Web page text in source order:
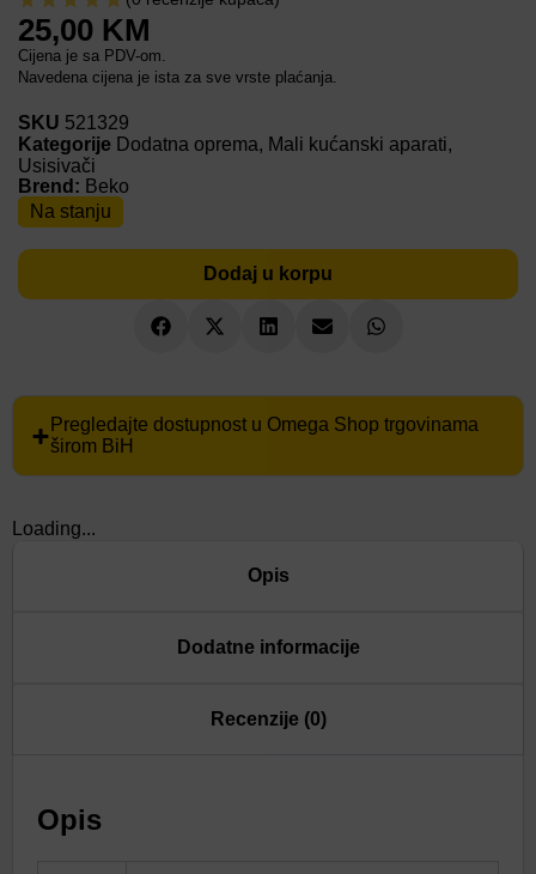
25,00 KM
Cijena je sa PDV-om.
Navedena cijena je ista za sve vrste plaćanja.
SKU 521329
Kategorije Dodatna oprema, Mali kućanski aparati,
Usisivači
Brend: Beko
Na stanju
Dodaj u korpu
Pregledajte dostupnost u Omega Shop trgovinama
širom BiH
Loading...
Opis
Dodatne informacije
Recenzije (0)
Opis